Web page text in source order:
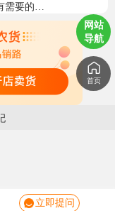
需要的老
网站
导航
首页
立即提问